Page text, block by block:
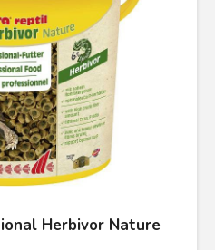
Herbivor Nature